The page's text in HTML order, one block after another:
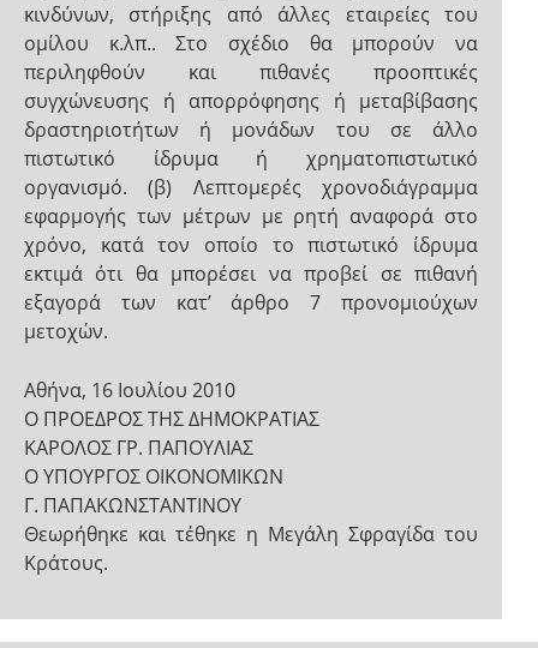
κινδύνων, στήριξης από άλλες εταιρείες του
ομίλου κ.λπ.. Στο σχέδιο θα μπορούν να
περιληφθούν και πιθανές προοπτικές
συγχώνευσης ή απορρόφησης ή μεταβίβασης
δραστηριοτήτων ή μονάδων του σε άλλο
πιστωτικό ίδρυμα ή χρηματοπιστωτικό
οργανισμό. (β) Λεπτομερές χρονοδιάγραμμα
εφαρμογής των μέτρων με ρητή αναφορά στο
χρόνο, κατά τον οποίο το πιστωτικό ίδρυμα
εκτιμά ότι θα μπορέσει να προβεί σε πιθανή
εξαγορά των κατ’ άρθρο 7 προνομιούχων
μετοχών.
Αθήνα, 16 Ιουλίου 2010
Ο ΠΡΟΕΔΡΟΣ ΤΗΣ ΔΗΜΟΚΡΑΤΙΑΣ
ΚΑΡΟΛΟΣ ΓΡ. ΠΑΠΟΥΛΙΑΣ
Ο ΥΠΟΥΡΓΟΣ ΟΙΚΟΝΟΜΙΚΩΝ
Γ. ΠΑΠΑΚΩΝΣΤΑΝΤΙΝΟΥ
Θεωρήθηκε και τέθηκε η Μεγάλη Σφραγίδα του
Κράτους.